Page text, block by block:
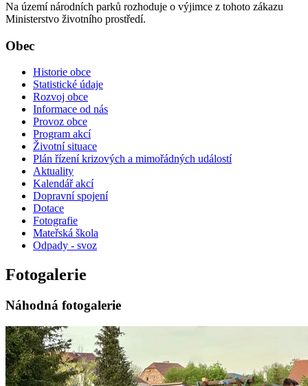
Na území národních parků rozhoduje o výjimce z tohoto zákazu
Ministerstvo životního prostředí.
Obec
Historie obce
Statistické údaje
Rozvoj obce
Informace od nás
Provoz obce
Program akcí
Životní situace
Plán řízení krizových a mimořádných událostí
Aktuality
Kalendář akcí
Dopravní spojení
Dotace
Fotografie
Mateřská škola
Odpady - svoz
Fotogalerie
Náhodná fotogalerie